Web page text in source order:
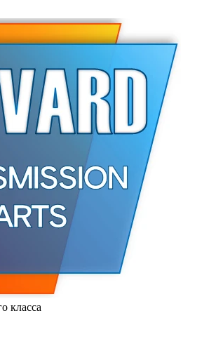
класса